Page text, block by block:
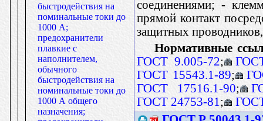
быстродействия на
поминальные токи до
1000 А;
предохранители
плавкие с
наполнителем,
обычного
быстродействия на
номинальные токи до
1000 А общего
назначения;
соединениями; -
прямой контакт
защитных
Нормативные
ГОСТ 9.005-72;
ГОСТ 15543.1-89;
ГОСТ 17516.1-90;
ГОСТ 24753-81 ;